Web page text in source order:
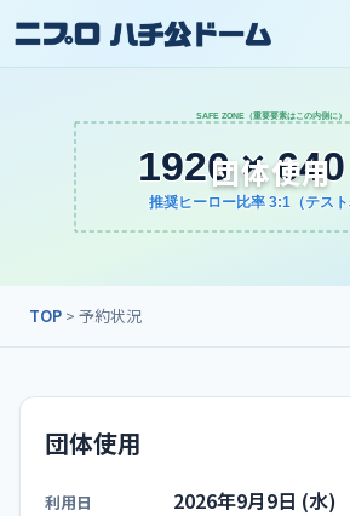
団体使用
TOP > 予約状況
団体使用
利用日 2026年9月9日 (水)